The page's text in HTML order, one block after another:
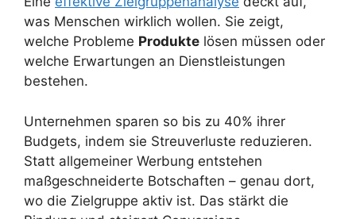
was Menschen wirklich wollen. Sie zeigt,
welche Probleme Produkte lösen müssen oder
welche Erwartungen an Dienstleistungen
bestehen.
Unternehmen sparen so bis zu 40% ihrer
Budgets, indem sie Streuverluste reduzieren.
Statt allgemeiner Werbung entstehen
maßgeschneiderte Botschaften – genau dort,
wo die Zielgruppe aktiv ist. Das stärkt die